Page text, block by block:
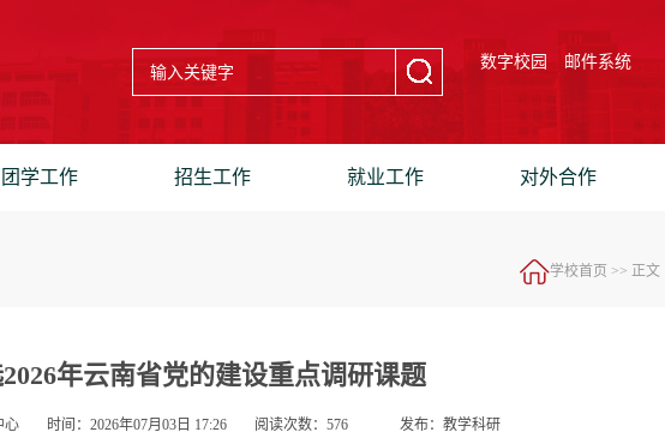
数字校园 邮件系统
团学工作 招生工作 就业工作 对外合作
学校首页 >> 正文
年云南省党的建设重点调研课题
心 时间：2026年07月03日 17:26 阅读次数： 576 发布：教学科研